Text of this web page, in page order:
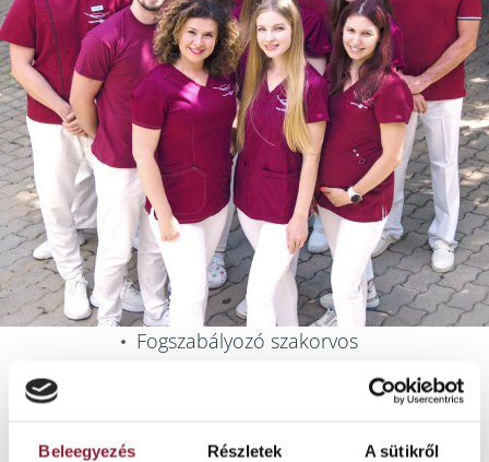
Beleegyezés Részletek A sütikről
Fogszabályozó szakorvos
Logopédus